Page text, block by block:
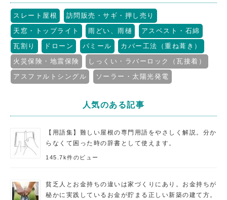
スレート屋根
訪問販売・サギ・押し売り
天窓・トップライト
雨どい、雨樋
アスベスト・石綿
瓦割り
ドローン パミール
カバー工法（重ね葺き）
火災保険・地震保険
しっくい・ラバーロック（瓦接着）
アスファルトシングル
ソーラー・太陽光発電
人気のある記事
【用語集】難しい屋根の専門用語をやさしく解説。分か
らなくて困った時の辞書として使えます。
145.7k件のビュー
貧乏人とお金持ちの違いは家づくりにあり。お金持ちが
秘かに実践しているお金が貯まる正しい新築の建て方。